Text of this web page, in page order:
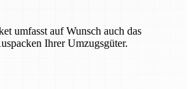
umfasst auf Wunsch auch das
Ihrer Umzugsgüter.